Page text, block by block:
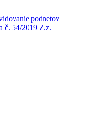
podnetov
č. 54/2019 Z.z.